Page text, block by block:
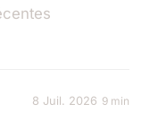
8 Juil. 2026 9 min